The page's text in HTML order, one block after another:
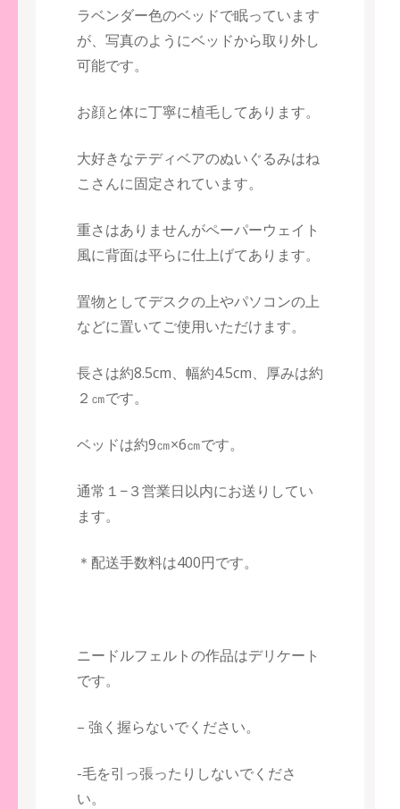
ラベンダー色のベッドで眠っています
が、写真のようにベッドから取り外し
可能です。
お顔と体に丁寧に植毛してあります。
大好きなテディベアのぬいぐるみはね
こさんに固定されています。
重さはありませんがペーパーウェイト
風に背面は平らに仕上げてあります。
置物としてデスクの上やパソコンの上
などに置いてご使用いただけます。
長さは約8.5cm、幅約4.5cm、厚みは約
２㎝です。
ベッドは約9㎝×6㎝です。
通常１−３営業日以内にお送りしてい
ます。
＊配送手数料は400円です。
ニードルフェルトの作品はデリケート
です。
– 強く握らないでください。
-毛を引っ張ったりしないでくださ
い。